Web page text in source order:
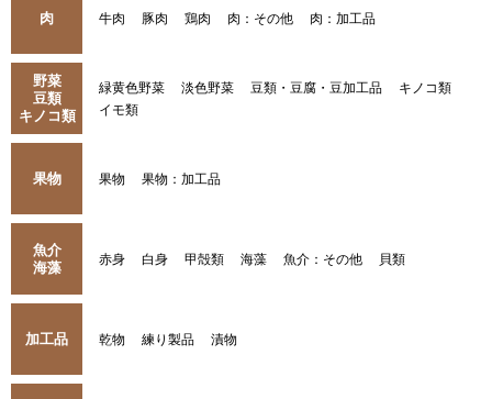
肉 牛肉 豚肉 鶏肉 肉：その他 肉：加工品
野菜
豆類
キノコ類
緑黄色野菜 淡色野菜 豆類・豆腐・豆加工品
キノコ類
イモ類
果物 果物 果物：加工品
魚介
海藻
赤身 白身 甲殻類 海藻 魚介：その他 貝類
加工品 乾物 練り製品 漬物